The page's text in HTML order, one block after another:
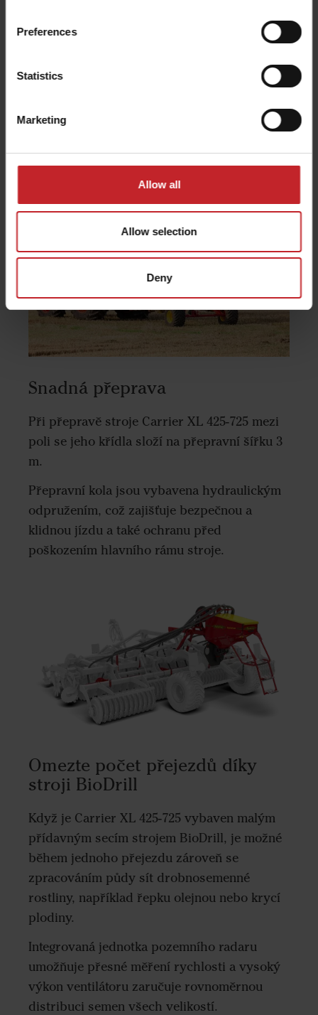
Preferences
Statistics
Marketing
Allow all
Allow selection
Deny
CrossBoard Heavy slouží pro drcení hrud a
urovnávání půdy. Schopnost urovnávání je
zvýšena pomocí dvojčinné stabilizační tyče.
pomocným hydraulickým válcem, které
udržují polohu jednotlivých sekcí smyku a
zajišťují tak dobře urovnaný povrch.
Snadná přeprava
Při přepravě stroje Carrier XL 425-725 mezi
poli se jeho křídla složí na přepravní šířku 3
m.
Přepravní kola jsou vybavena hydraulickým
odpružením, což zajišťuje bezpečnou a
klidnou jízdu a také ochranu před
poškozením hlavního rámu stroje.
Omezte počet přejezdů díky
stroji BioDrill
Když je Carrier XL 425-725 vybaven malým
přídavným secím strojem BioDrill, je možné
během jednoho přejezdu zároveň se
zpracováním půdy sít drobnosemenné
rostliny, například řepku olejnou nebo krycí
plodiny.
Integrovaná jednotka pozemního radaru
umožňuje přesné měření rychlosti a vysoký
výkon ventilátoru zaručuje rovnoměrnou
distribuci semen všech velikostí.